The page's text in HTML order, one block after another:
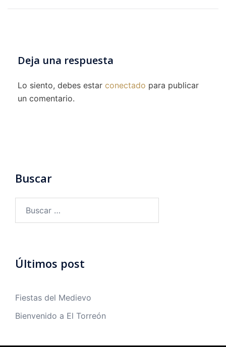
entradas
Deja una respuesta
Lo siento, debes estar conectado para publicar
un comentario.
Buscar
Últimos post
Fiestas del Medievo
Bienvenido a El Torreón